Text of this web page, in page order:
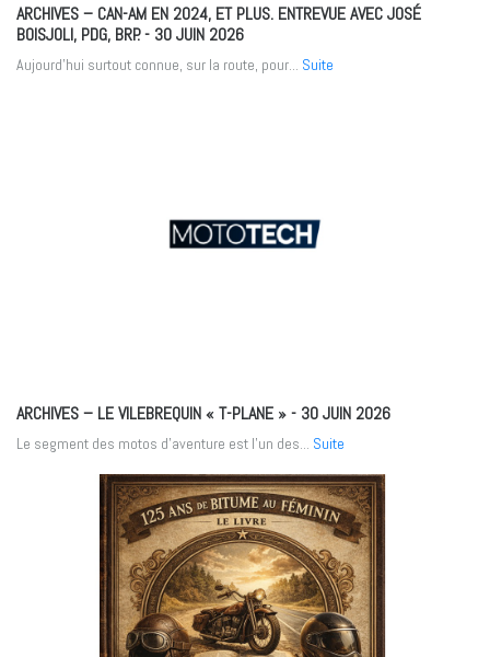
ARCHIVES – CAN-AM EN 2024, ET PLUS. ENTREVUE AVEC JOSÉ
BOISJOLI, PDG, BRP.- 30 JUIN 2026
Aujourd’hui surtout connue, sur la route, pour... Suite
ARCHIVES – LE VILEBREQUIN « T-PLANE »- 30 JUIN 2026
Le segment des motos d'aventure est l'un des... Suite